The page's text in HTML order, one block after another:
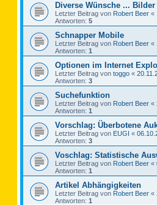
Diverse Wünsche ... Bilder
Letzter Beitrag von Robert Beer «
Antworten: 5
Schnapper Mobile
Letzter Beitrag von Robert Beer «
Antworten: 1
Optionen im Internet
Letzter Beitrag von toggo «
Antworten: 3
Suchefunktion
Letzter Beitrag von Robert Beer «
Antworten: 1
Vorschlag: Überbotene
Letzter Beitrag von EUGI «
Antworten: 3
Voschlag: Statistische
Letzter Beitrag von Robert Beer «
Antworten: 1
Artikel Abhängigkeiten
Letzter Beitrag von Robert Beer «
Antworten: 1